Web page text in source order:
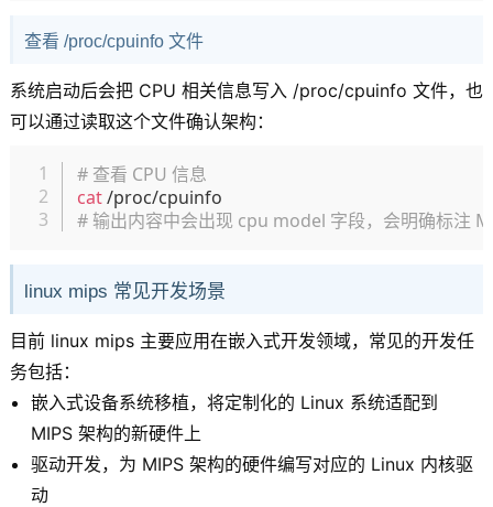
查看 /proc/cpuinfo 文件
系统启动后会把 CPU 相关信息写入 /proc/cpuinfo 文件，也
可以通过读取这个文件确认架构：
# 查看 CPU 信息
cat
# 输出内容中会出现 cpu model 字段，会明确标注
linux mips 常见开发场景
目前 linux mips 主要应用在嵌入式开发领域，常见的开发任
务包括：
嵌入式设备系统移植，将定制化的 Linux 系统适配到
MIPS 架构的新硬件上
驱动开发，为 MIPS 架构的硬件编写对应的 Linux 内核驱
动